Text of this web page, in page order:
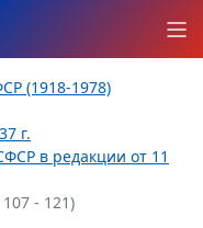
(1918-1978)
г.
в редакции от 11
107 - 121)